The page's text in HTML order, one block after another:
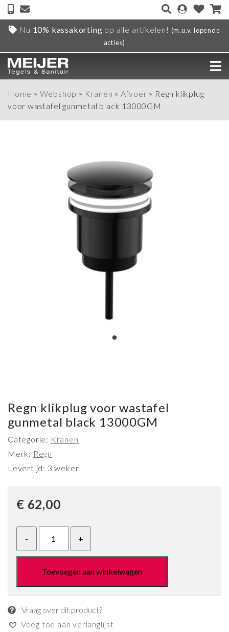
Nu 10% kassakorting op alle artikelen! (m.u.v. lopende
acties)
Home » Webshop » Kranen » Afvoer » Regn klikplug
voor wastafel gunmetal black 13000GM
Regn klikplug voor wastafel
gunmetal black 13000GM
Categorie: Kranen
Merk: Regn
Levertijd: 3 weken
€ 62,00
Toevoegen aan winkelwagen
Vraag over dit product?
Voeg toe aan verlanglijst